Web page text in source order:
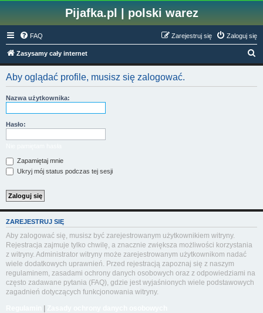
Pijafka.pl | polski warez
FAQ Zaloguj się
Zarejestruj się
Zasysamy cały internet
z
Aby oglądać profile, musisz się zalogować.
Nazwa użytkownika:
Hasło:
Zapamiętaj mnie
Ukryj mój status podczas tej sesji
ZAREJESTRUJ SIĘ
Aby zalogować się, musisz być zarejestrowanym użytkownikiem witryny.
Rejestracja zajmuje tylko chwilę, a znacznie zwiększa możliwości korzystania
z witryny. Administrator witryny może zarejestrowanym użytkownikom nadać
wiele dodatkowych uprawnień. Przed rejestracją zapoznaj się z naszym
regulaminem, zasadami ochrony danych osobowych oraz z odpowiedziami na
często zadawane pytania (FAQ), gdzie jest wyjaśnionych wiele podstawowych
zagadnień dotyczących funkcjonowania witryny.
|